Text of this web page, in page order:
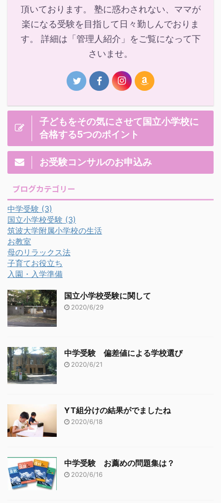
頂いております。 塾に惑わされない、ママが
楽になる受験を目指して日々勤しんでおりま
す。 詳細は「管理人紹介」をご覧になって下
さいませ。
子どもをその気にさせて国立小学校に
合格する5つのポイント
お受験コンサルのお申込み
ブログカテゴリー
中学受験 (3)
国立小学校受験 (3)
筑波大学附属小学校の生活
お教室
母のリラックス法
子育てお役立ち
入園・入学準備
国立小学校受験に関して
2020/6/29
中学受験 偏差値による学校選び
2020/6/21
YT組分けの結果がでましたね
2020/6/18
中学受験 お薦めの問題集は？
2020/6/16